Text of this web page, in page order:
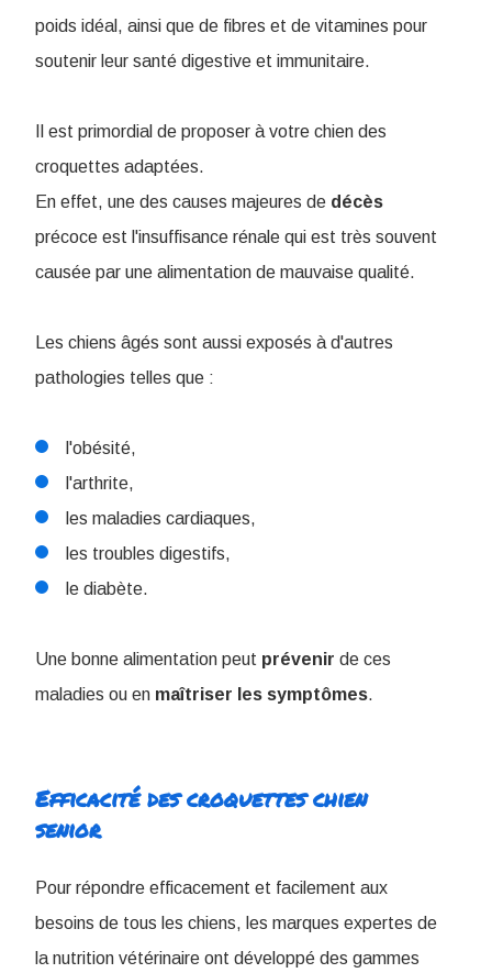
poids idéal, ainsi que de fibres et de vitamines pour
soutenir leur santé digestive et immunitaire.
Il est primordial de proposer à votre chien des
croquettes adaptées.
En effet, une des causes majeures de décès
précoce est l'insuffisance rénale qui est très souvent
causée par une alimentation de mauvaise qualité.
Les chiens âgés sont aussi exposés à d'autres
pathologies telles que :
l'obésité,
l'arthrite,
les maladies cardiaques,
les troubles digestifs,
le diabète.
Une bonne alimentation peut prévenir de ces
maladies ou en maîtriser les symptômes.
Efficacité des croquettes chien
senior
Pour répondre efficacement et facilement aux
besoins de tous les chiens, les marques expertes de
la nutrition vétérinaire ont développé des gammes